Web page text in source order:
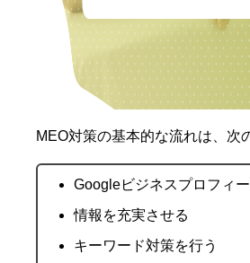
MEO対策の基本的な流れは、次
Googleビジネスプロフィ
情報を充実させる
キーワード対策を行う